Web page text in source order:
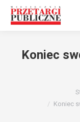
Koniec
Koniec